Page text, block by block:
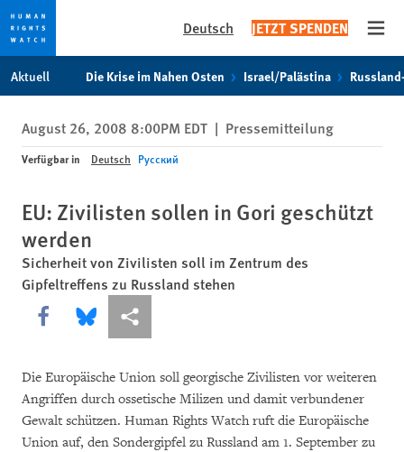
Skip
to
privacy
notice
Skip
to
content
Deutsch JETZT SPENDEN
Aktuell Die Krise im Nahen Osten Israel/Palästina
August 26, 2008 8:00PM EDT | Pressemitteilung
Verfügbar in Deutsch Русский
EU: Zivilisten sollen in Gori geschützt
werden
Sicherheit von Zivilisten soll im Zentrum des
Gipfeltreffens zu Russland stehen
Share this via Facebook
Share this via Bluesky
More sharing options
Die Europäische Union soll georgische Zivilisten vor weiteren
Angriffen durch ossetische Milizen und damit verbundener
Gewalt schützen. Human Rights Watch ruft die Europäische
Union auf, den Sondergipfel zu Russland am 1. September zu